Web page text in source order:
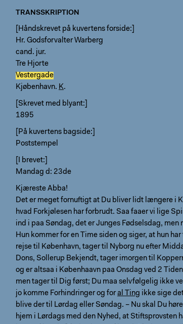
TRANSSKRIPTION
[Håndskrevet på kuvertens forside:]
Hr. Godsforvalter Warberg
cand. jur.
Tre Hjorte
Vestergade
Kjøbenhavn. K.
[Skrevet med blyant:]
1895
[På kuvertens bagside:]
Poststempel
[I brevet:]
Mandag d: 23de
Kjæreste Abba!
Det er meget fornuftigt at Du bliver lidt længere i
hvad Forkjølesen har forbrudt. Saa faaer vi lige
ind i paa Søndag, det er Junges Fødselsdag, men
Hun kommer for en Time siden og siger, at hun
rejse til København, tager til Nyborg nu efter
Dons, Sollerup Bekjendt, tager imorgen til
og er altsaa i Københaavn paa Onsdag ved 2
men tager til Dig først; Du maa selvfølgelig ikke
jo komme Forhindringer og foral Ting ikke sige
blive der til Lørdag eller Søndag. – Nu skal Du
hjem i Lørdags med den Nyhed, at Stiftsprovsten